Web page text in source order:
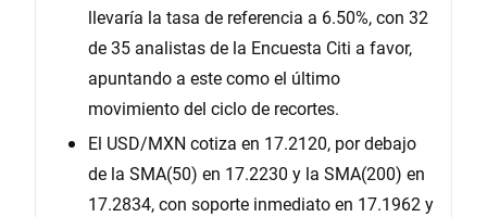
llevaría la tasa de referencia a 6.50%, con 32
de 35 analistas de la Encuesta Citi a favor,
apuntando a este como el último
movimiento del ciclo de recortes.
El USD/MXN cotiza en 17.2120, por debajo
de la SMA(50) en 17.2230 y la SMA(200) en
17.2834, con soporte inmediato en 17.1962 y